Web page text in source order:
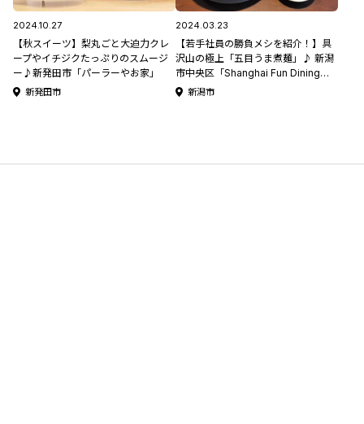
2024.10.27
【秋スイーツ】梨丸ごと大迫力クレ
ープやイチジクたっぷりのスムージ
ー♪新発田市「パーラーやお家」
新発田市
2024.03.23
【若手社員の勝負メシを紹介！】具
沢山の極上「五目うま煮麺」♪ 新潟
市中央区「Shanghai Fun Dining楼
蘭(ろうらん)」/ イマキミ×025コラ
新潟市